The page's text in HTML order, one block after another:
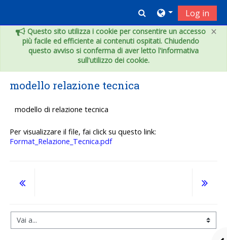
×
Questo sito utilizza i cookie per consentire un accesso
più facile ed efficiente ai contenuti ospitati. Chiudendo
questo avviso si conferma di aver letto l'informativa
sull'utilizzo dei cookie.
Toggle search
Log in
modello relazione tecnica
modello di relazione tecnica
Per visualizzare il file, fai click su questo link:
Format_Relazione_Tecnica.pdf
Vai a...